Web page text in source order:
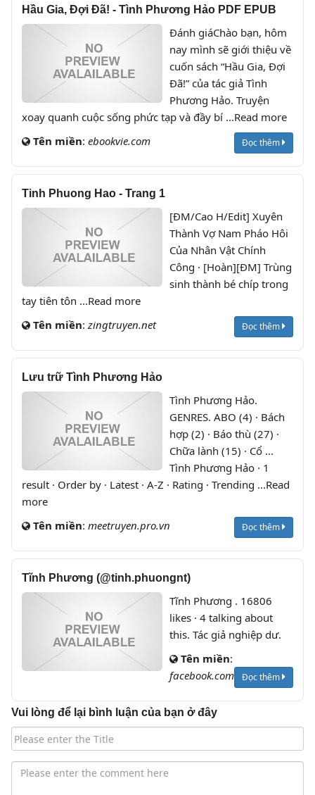
Hầu Gia, Đợi Đã! - Tình Phương Hảo PDF EPUB
Đánh giáChào bạn, hôm
nay mình sẽ giới thiệu về
cuốn sách “Hầu Gia, Đợi
Đã!” của tác giả Tình
Phương Hảo. Truyện
xoay quanh cuộc sống phức tạp và đầy bí ...Read more
Tên miền: ebookvie.com Đọc thêm
Tinh Phuong Hao - Trang 1
[ĐM/Cao H/Edit] Xuyên
Thành Vợ Nam Pháo Hôi
Của Nhân Vật Chính
Công · [Hoàn][ĐM] Trùng
sinh thành bé chíp trong
tay tiên tôn ...Read more
Tên miền:zingtruyen.net Đọc thêm
Lưu trữ Tình Phương Hảo
Tình Phương Hảo.
GENRES. ABO (4) · Bách
hợp (2) · Báo thù (27) ·
Chữa lành (15) · Cổ ...
Tình Phương Hảo · 1
result · Order by · Latest · A-Z · Rating · Trending ...Read
more
Tên miền: meetruyen.pro.vn Đọc thêm
Tĩnh Phương (@tinh.phuongnt)
Tĩnh Phương . 16806
likes · 4 talking about
this. Tác giả nghiệp dư.
Tên miền:
facebook.com
Đọc thêm
Vui lòng để lại bình luận của bạn ở đây